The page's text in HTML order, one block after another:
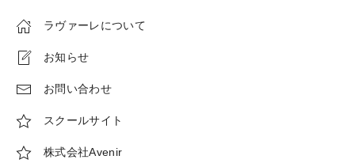
ラヴァーレについて
お知らせ
お問い合わせ
スクールサイト
株式会社Avenir